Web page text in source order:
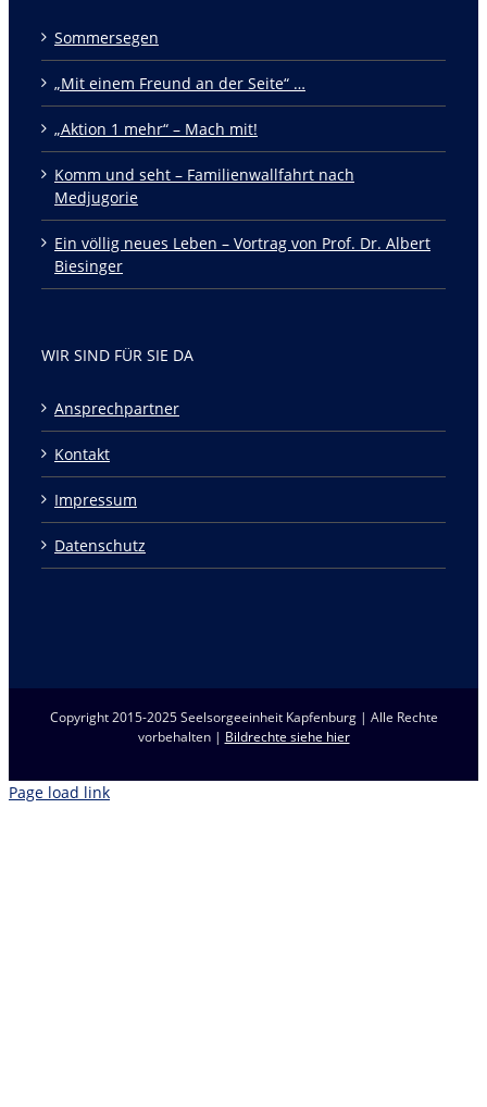
Sommersegen
„Mit einem Freund an der Seite“ …
„Aktion 1 mehr“ – Mach mit!
Komm und seht – Familienwallfahrt nach
Medjugorie
Ein völlig neues Leben – Vortrag von Prof. Dr. Albert
Biesinger
WIR SIND FÜR SIE DA
Ansprechpartner
Kontakt
Impressum
Datenschutz
Copyright 2015-2025 Seelsorgeeinheit Kapfenburg | Alle Rechte
vorbehalten | Bildrechte siehe hier
Page load link